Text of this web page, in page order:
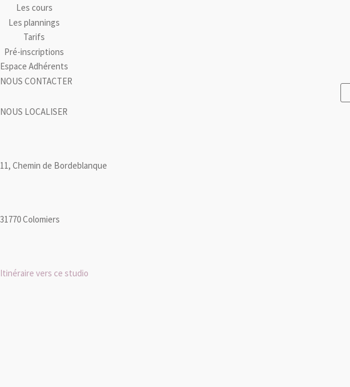
Les cours
Les plannings
Tarifs
Pré-inscriptions
Espace Adhérents
NOUS CONTACTER
NOUS LOCALISER
11, Chemin de Bordeblanque
31770 Colomiers
Itinéraire vers ce studio